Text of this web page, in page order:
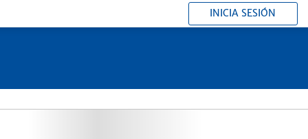
INICIA SESIÓN